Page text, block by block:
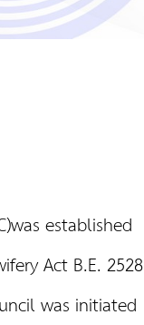
established
Act B.E. 2528
was initiated